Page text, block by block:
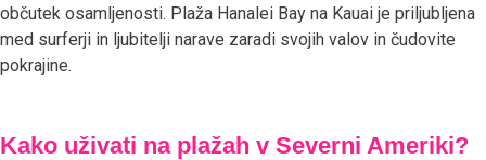
občutek osamljenosti. Plaža Hanalei Bay na Kauai je priljubljena
med surferji in ljubitelji narave zaradi svojih valov in čudovite
pokrajine.
Kako uživati na plažah v Severni Ameriki?